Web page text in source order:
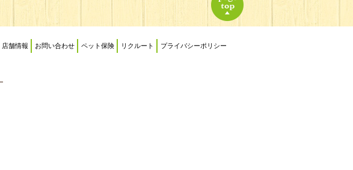
店舗情報 お問い合わせ ペット保険 リクルート プライバシーポリシー